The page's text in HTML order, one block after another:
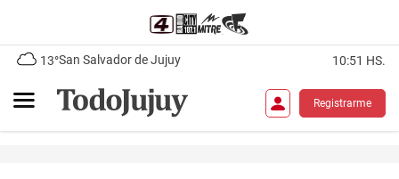
13°San Salvador de Jujuy 10:51 HS.
Registrarme